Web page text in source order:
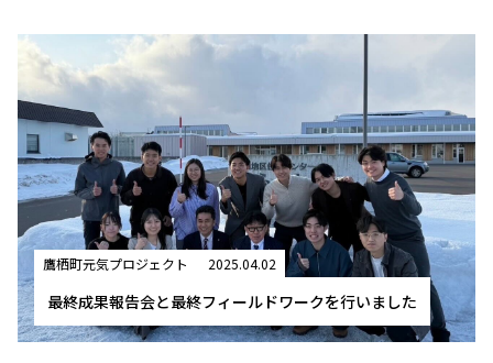
鷹栖町元気プロジェクト 2025.04.02
最終成果報告会と最終フィールドワークを行いました